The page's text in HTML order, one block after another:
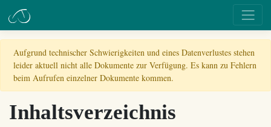
Aufgrund technischer Schwierigkeiten und eines Datenverlustes stehen
leider aktuell nicht alle Dokumente zur Verfügung. Es kann zu Fehlern
beim Aufrufen einzelner Dokumente kommen.
Inhaltsverzeichnis